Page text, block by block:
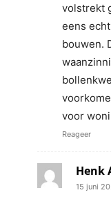
volstrekt
eens
bouwen.
voor
Reageer
Henk
15 juni